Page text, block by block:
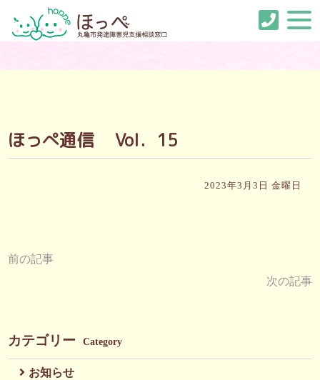
ほっぺ通信 Vol．15
2023年3月3日 金曜日
前の記事
次の記事
カテゴリー Category
お知らせ